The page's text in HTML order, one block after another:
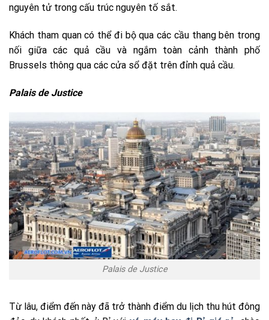
nguyên tử trong cấu trúc nguyên tố sắt.
Khách tham quan có thể đi bộ qua các cầu thang bên trong
nối giữa các quả cầu và ngắm toàn cảnh thành phố
Brussels thông qua các cửa sổ đặt trên đỉnh quả cầu.
Palais de Justice
Palais de Justice
Từ lâu, điểm đến này đã trở thành điểm du lịch thu hút đông